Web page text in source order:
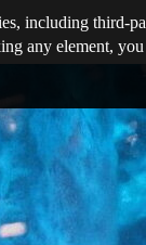
including third-
any element,